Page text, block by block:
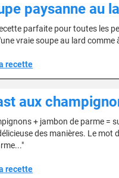
paysanne au
parfaite pour toutes les
vraie soupe au lard
recette
aux
+ jambon de parme =
des manières. Le mot
recette